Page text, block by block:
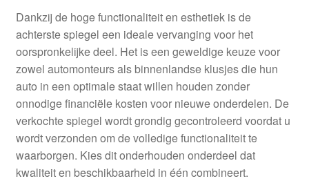
Dankzij de hoge functionaliteit en esthetiek is de
achterste spiegel een ideale vervanging voor het
oorspronkelijke deel. Het is een geweldige keuze voor
zowel automonteurs als binnenlandse klusjes die hun
auto in een optimale staat willen houden zonder
onnodige financiële kosten voor nieuwe onderdelen. De
verkochte spiegel wordt grondig gecontroleerd voordat u
wordt verzonden om de volledige functionaliteit te
waarborgen. Kies dit onderhouden onderdeel dat
kwaliteit en beschikbaarheid in één combineert.